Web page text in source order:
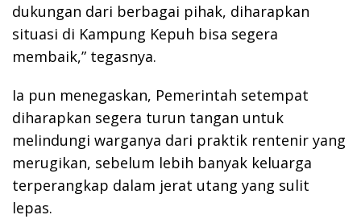
dukungan dari berbagai pihak, diharapkan
situasi di Kampung Kepuh bisa segera
membaik,” tegasnya.
Ia pun menegaskan, Pemerintah setempat
diharapkan segera turun tangan untuk
melindungi warganya dari praktik rentenir yang
merugikan, sebelum lebih banyak keluarga
terperangkap dalam jerat utang yang sulit
lepas.